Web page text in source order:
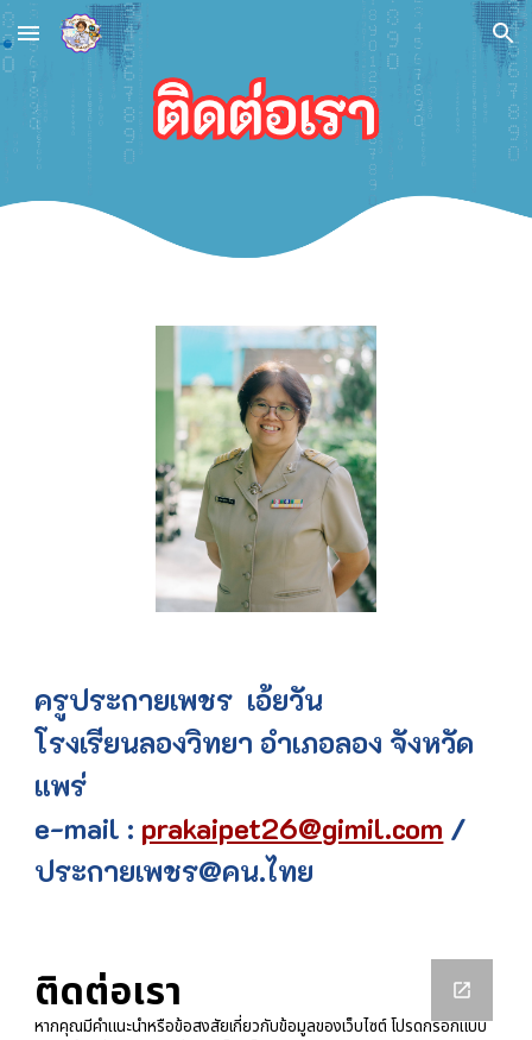
Skip to main content Skip to navigation
ครูประกายเพชร เอ้ยวัน
โรงเรียนลองวิทยา อำเภอลอง จังหวัด
แพร่
e-mail : prakaipet26@gimil.com /
ประกายเพชร@คน.ไทย